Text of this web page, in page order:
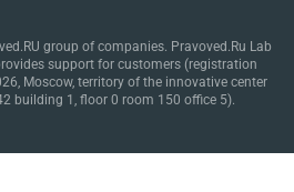
group of companies. Pravoved.Ru Lab
support for customers (registration
Moscow, territory of the innovative center
building 1, floor 0 room 150 office 5).